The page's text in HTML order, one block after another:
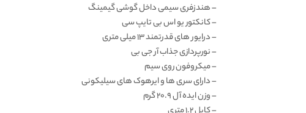
– هندزفری سیمی داخل گوشی گیمینگ
– کانکتور یو اس بی تایپ سی
– درایور های قدرتمند ۱۳ میلی متری
– نورپردازی جذاب آر جی بی
– میکروفون روی سیم
– دارای سری ها و ایرهوک های سیلیکونی
– وزن ایده آل ۲۰.۹ گرم